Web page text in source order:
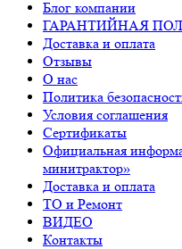
Блог компании
ГАРАНТИЙНАЯ
Доставка и оплата
Отзывы
О нас
Политика
Условия соглашения
Сертификаты
Официальная
минитрактор»
Доставка и оплата
ТО и Ремонт
ВИДЕО
Контакты